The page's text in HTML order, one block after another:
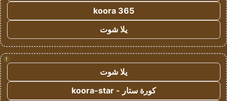
koora 365
يلا شوت
!
يلا شوت
كورة ستار - koora-star